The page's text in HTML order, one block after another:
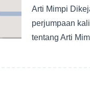
Arti Mimpi
perjumpaan
tentang Arti